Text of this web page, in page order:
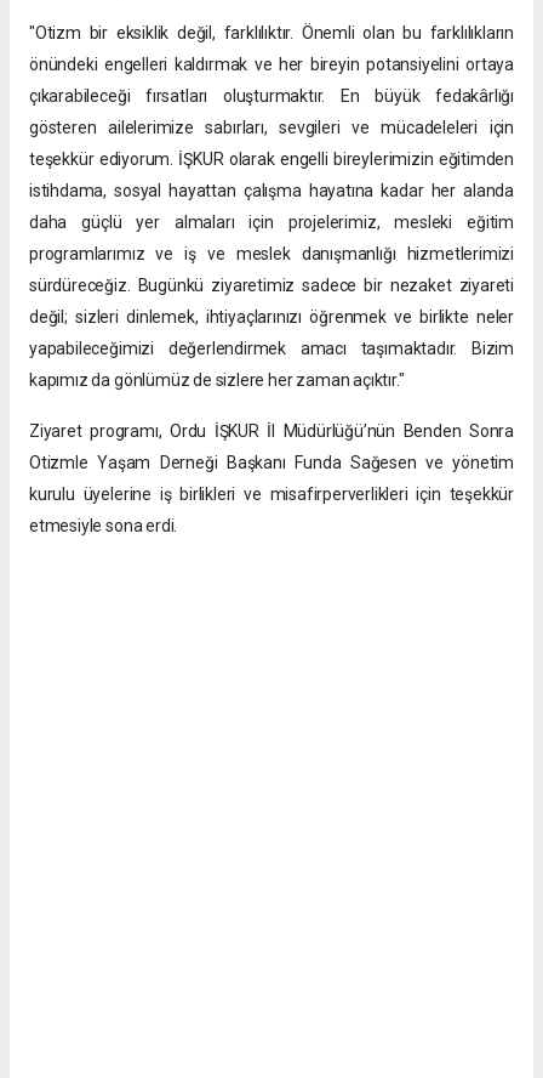
"Otizm bir eksiklik değil, farklılıktır. Önemli olan bu farklılıkların
önündeki engelleri kaldırmak ve her bireyin potansiyelini ortaya
çıkarabileceği fırsatları oluşturmaktır. En büyük fedakârlığı
gösteren ailelerimize sabırları, sevgileri ve mücadeleleri için
teşekkür ediyorum. İŞKUR olarak engelli bireylerimizin eğitimden
istihdama, sosyal hayattan çalışma hayatına kadar her alanda
daha güçlü yer almaları için projelerimiz, mesleki eğitim
programlarımız ve iş ve meslek danışmanlığı hizmetlerimizi
sürdüreceğiz. Bugünkü ziyaretimiz sadece bir nezaket ziyareti
değil; sizleri dinlemek, ihtiyaçlarınızı öğrenmek ve birlikte neler
yapabileceğimizi değerlendirmek amacı taşımaktadır. Bizim
kapımız da gönlümüz de sizlere her zaman açıktır."
Ziyaret programı, Ordu İŞKUR İl Müdürlüğü’nün Benden Sonra
Otizmle Yaşam Derneği Başkanı Funda Sağesen ve yönetim
kurulu üyelerine iş birlikleri ve misafirperverlikleri için teşekkür
etmesiyle sona erdi.